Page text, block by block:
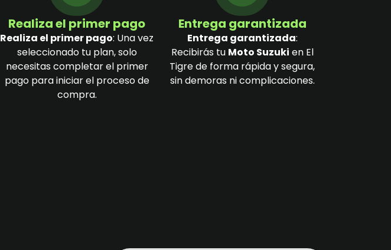
Realiza el primer pago
Realiza el primer pago: Una vez
seleccionado tu plan, solo
necesitas completar el primer
pago para iniciar el proceso de
compra.
Entrega garantizada
Entrega garantizada:
Recibirás tu Moto Suzuki en El
Tigre de forma rápida y segura,
sin demoras ni complicaciones.